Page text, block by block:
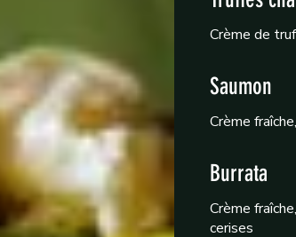
Crème de
Saumon
Crème
Burrata
Crème
cerises